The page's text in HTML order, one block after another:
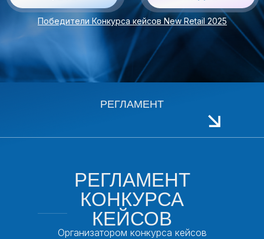
Победители Конкурса кейсов New Retail 2025
РЕГЛАМЕНТ
РЕГЛАМЕНТ
КОНКУРСА
КЕЙСОВ
Организатором конкурса кейсов